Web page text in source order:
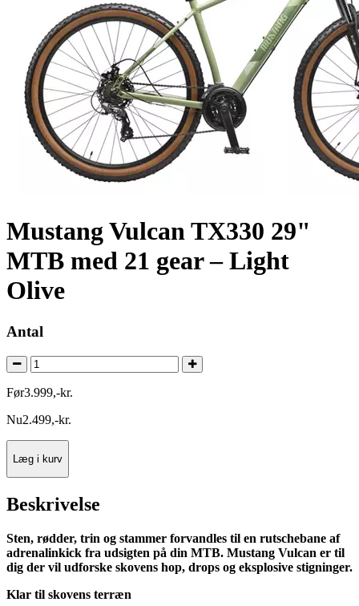
Mustang Vulcan TX330 29"
MTB med 21 gear – Light
Olive
Antal
Før3.999,-kr.
Nu2.499,-kr.
Læg i kurv
Beskrivelse
Sten, rødder, trin og stammer forvandles til en rutschebane af
adrenalinkick fra udsigten på din MTB. Mustang Vulcan er til
dig der vil udforske skovens hop, drops og eksplosive stigninger.
Klar til skovens terræn